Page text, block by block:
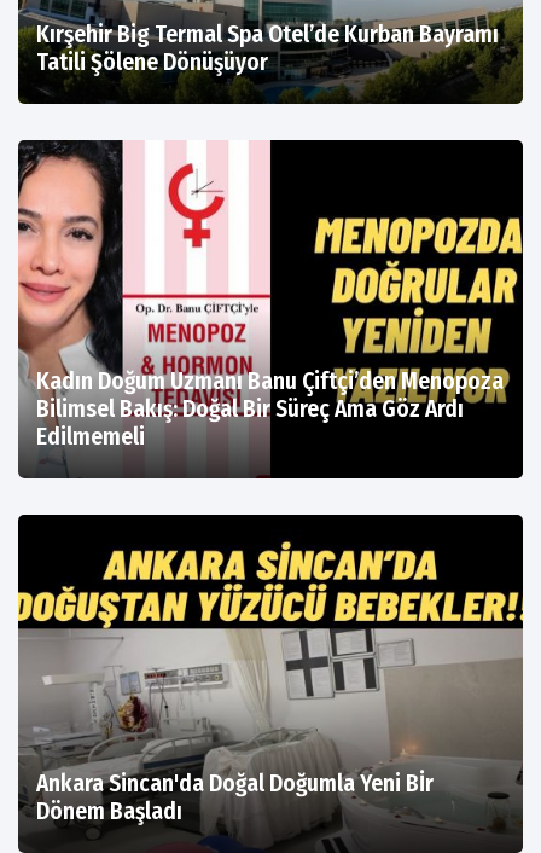
Kırşehir Big Termal Spa Otel’de Kurban Bayramı
Tatili Şölene Dönüşüyor
Kadın Doğum Uzmanı Banu Çiftçi’den Menopoza
Bilimsel Bakış: Doğal Bir Süreç Ama Göz Ardı
Edilmemeli
Ankara Sincan'da Doğal Doğumla Yeni Bİr
Dönem Başladı